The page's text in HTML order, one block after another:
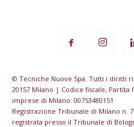
© Tecniche Nuove Spa. Tutti i diritti
20157 Milano | Codice fiscale, Partita
imprese di Milano: 00753480151
Registrazione Tribunale di Milano n.
registrata presso il Tribunale di